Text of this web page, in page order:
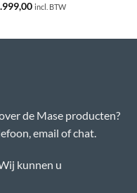
incl. BTW
de Mase producten?
email of chat.
kunnen u